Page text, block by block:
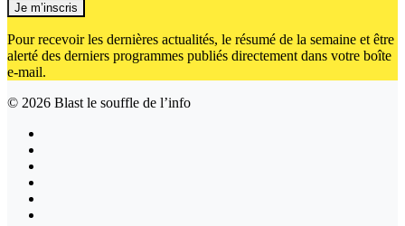
Je m’inscris
Pour recevoir les dernières actualités, le résumé de la semaine et être
alerté des derniers programmes publiés directement dans votre boîte
e-mail.
© 2026 Blast le souffle de l’info